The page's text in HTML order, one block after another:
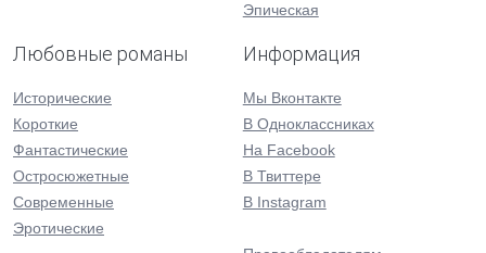
Эпическая
Любовные романы
Исторические
Короткие
Фантастические
Остросюжетные
Современные
Эротические
Информация
Мы Вконтакте
В Одноклассниках
На Facebook
В Твиттере
В Instagram